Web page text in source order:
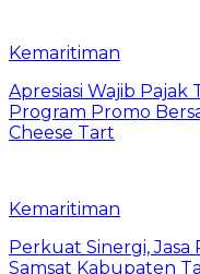
Kemaritiman
Apresiasi Wajib Pajak
Program Promo
Cheese Tart
Kemaritiman
Perkuat Sinergi, Jasa
Samsat Kabupaten